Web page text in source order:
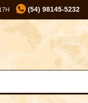
(54) 98145-5232